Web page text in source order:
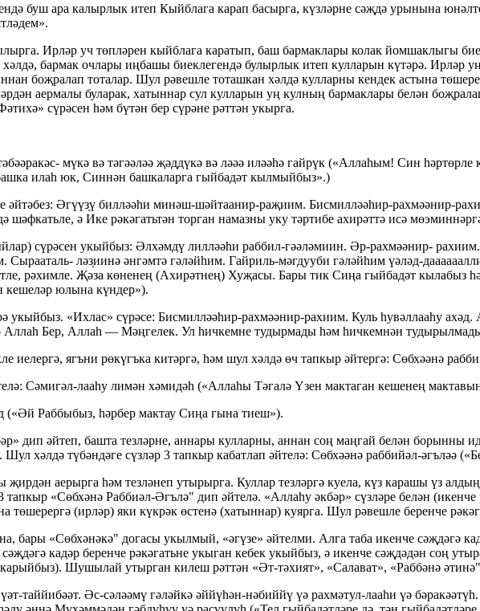
буш ара калырлык итеп Кыйблага карап басырга, күзләрне сәҗдә урынына
Ирләр уч төпләрен кыйблага каратып, баш бармаклары колак йомшаклыгы
бармак очлары иңбашы биеклегендә булырлык итеп кулларын күтәрә. Ирләр
боҗралап тоталар. Шул рәвешле тоташкан хәлдә кулларны кендек астына
аермалы буларак, хатыннар сул кулларын уң кулның бармаклары белән
сүрәсен һәм бүтән бер сүрәне рәттән укырга.
мүкә вә тәгәәләә җәддүкә вә ләәә иләәһә гайрүк («Аллаһым! Син
илаһ юк, Синнән башкаларга гыйбадәт кылмыйбыз».)
Әгүүз̣ү билләәһи минәш-шәйтаанир-раҗиим. Бисмилләәһир-рахмәәнир-
шәфкатьле, ә Ике рәкәгатьтән торган намазны уку тәртибе ахирәттә исә
сүрәсен укыйбыз: Әлхәмдү лилләәһи раббил-гәәләмиин. Әр-рахмәәнир-
Сырааталь- ләз̣иинә әнгәмтә гәләйһим. Гайриль-мәгдууби гәләйһим үәләд-
рәхимле. Җәза көненең (Ахирәтнең) Хуҗасы. Бары тик Сиңа гыйбадәт кылабыз
кешеләр юлына күндер»).
укыйбыз. «Ихлас» сүрәсе: Бисмилләәһир-рахмәәнир-рахиим. Куль һувәллааһу ахәд.
Бер, Аллаһ — Мәңгелек. Ул һичкемне тудырмады һәм һичкемнән
иелергә, ягъни рөкүгъка китәргә, һәм шул хәлдә өч тапкыр әйтергә: Сөбхәәнә
Сәмигәл-лааһу лимән хәмидәһ («Аллаһы Тәгалә Үзен мактаган кешенең
(«Әй Раббыбыз, һәрбер мактау Сиңа гына тиеш»).
дип әйтеп, башта тезләрне, аннары кулларны, аннан соң маңгай белән борынны
хәлдә түбәндәге сүзләр 3 тапкыр кабатлап әйтелә: Сөбхәәнә раббийәл-әгъләә
аерырга һәм тезләнеп утырырга. Куллар тезләргә куела, күз карашы үз
тапкыр «Сөбхәнә Раббиәл-Әгълә" дип әйтелә. «Аллаһу әкбәр» сүзләре белән
төшерергә (ирләр) яки күкрәк өстенә (хатыннар) куярга. Шул рәвешле беренче
бары «Сөбхәнәкә" догасы укылмый, «әгүзе» әйтелми. Алга таба икенче сәҗдәгә
кадәр беренче рәкәгатьне укыган кебек укыйбыз, ә икенче сәҗдәдән соң
карыйбыз). Шушылай утырган килеш рәттән «Әт-тәхият», «Салават», «Раббәнә
т-таййибәәт. Әс-сәләәмү гәләйкә әййүһән-нәбиййү үә рахмәтул-лааһи үә